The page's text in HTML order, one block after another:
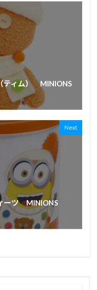
ティム） MINIONS
Next
ーツ MINIONS